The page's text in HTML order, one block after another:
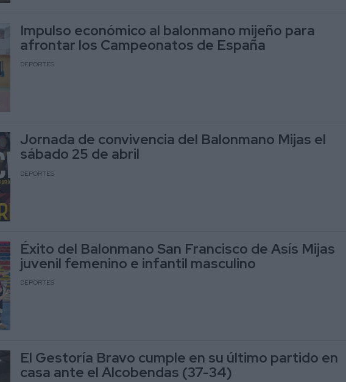
Impulso económico al balonmano mijeño para
afrontar los Campeonatos de España
DEPORTES
Jornada de convivencia del Balonmano Mijas el
sábado 25 de abril
DEPORTES
Éxito del Balonmano San Francisco de Asís Mijas
juvenil femenino e infantil masculino
DEPORTES
El Gestoría Bravo cumple en su último partido en
casa ante el Alcobendas (37-34)